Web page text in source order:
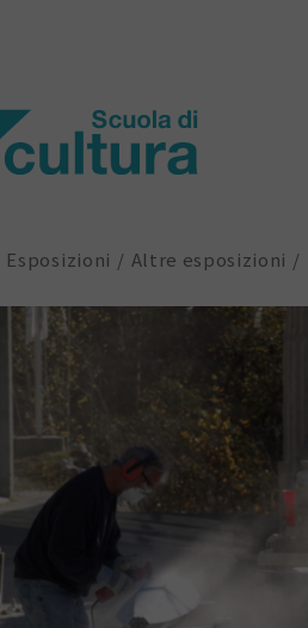
Esposizioni Altre esposizioni